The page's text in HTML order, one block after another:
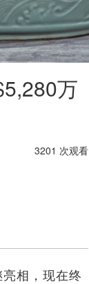
万
3201 次观看
相，现在终